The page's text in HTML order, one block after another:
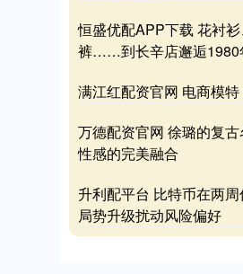
恒盛优配APP下载 花衬
裤……到长辛店邂逅1980
满江红配资官网 电商模
万德配资官网 徐璐的复
性感的完美融合
升利配平台 比特币在两
局势升级扰动风险偏好